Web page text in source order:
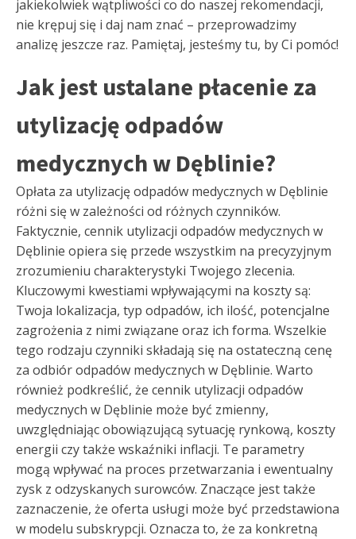
jakiekolwiek wątpliwości co do naszej rekomendacji,
nie krępuj się i daj nam znać – przeprowadzimy
analizę jeszcze raz. Pamiętaj, jesteśmy tu, by Ci pomóc!
Jak jest ustalane płacenie za
utylizację odpadów
medycznych w Dęblinie?
Opłata za utylizację odpadów medycznych w Dęblinie
różni się w zależności od różnych czynników.
Faktycznie, cennik utylizacji odpadów medycznych w
Dęblinie opiera się przede wszystkim na precyzyjnym
zrozumieniu charakterystyki Twojego zlecenia.
Kluczowymi kwestiami wpływającymi na koszty są:
Twoja lokalizacja, typ odpadów, ich ilość, potencjalne
zagrożenia z nimi związane oraz ich forma. Wszelkie
tego rodzaju czynniki składają się na ostateczną cenę
za odbiór odpadów medycznych w Dęblinie. Warto
również podkreślić, że cennik utylizacji odpadów
medycznych w Dęblinie może być zmienny,
uwzględniając obowiązującą sytuację rynkową, koszty
energii czy także wskaźniki inflacji. Te parametry
mogą wpływać na proces przetwarzania i ewentualny
zysk z odzyskanych surowców. Znaczące jest także
zaznaczenie, że oferta usługi może być przedstawiona
w modelu subskrypcji. Oznacza to, że za konkretną